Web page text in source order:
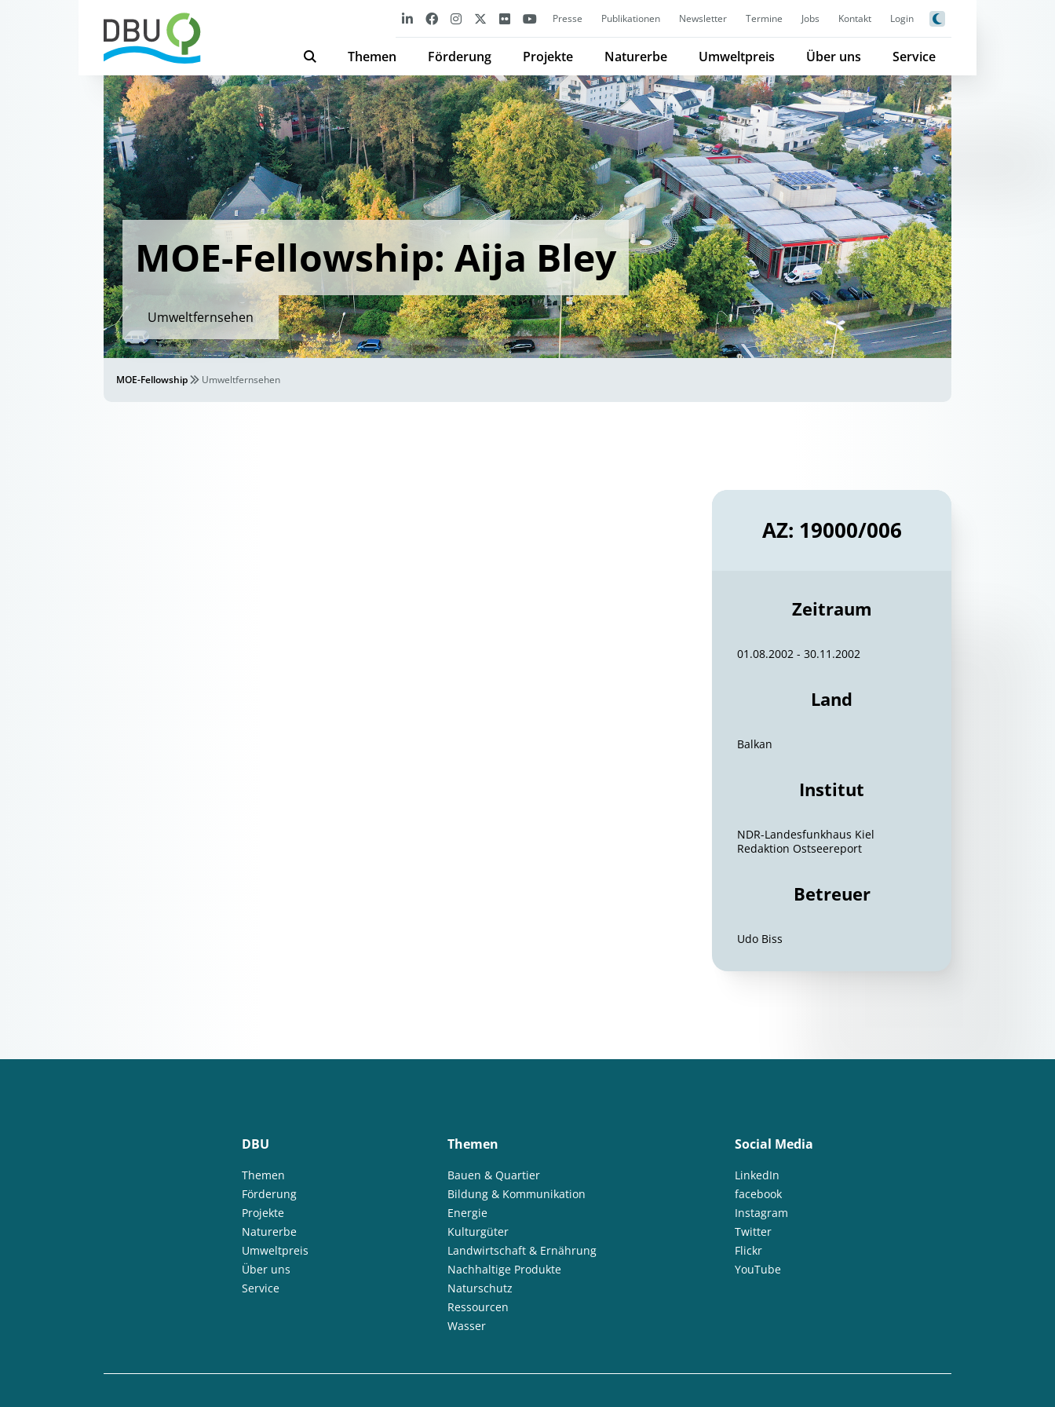
Presse Publikationen Newsletter Termine Jobs Kontakt Login
Themen Förderung Projekte Naturerbe Umweltpreis Über uns Service
MOE-Fellowship: Aija Bley
Umweltfernsehen
MOE-Fellowship Umweltfernsehen
AZ: 19000/006
Zeitraum
01.08.2002 - 30.11.2002
Land
Balkan
Institut
NDR-Landesfunkhaus Kiel
Redaktion Ostseereport
Betreuer
Udo Biss
DBU
Themen
Förderung
Projekte
Naturerbe
Umweltpreis
Über uns
Service
Themen
Bauen & Quartier
Bildung & Kommunikation
Energie
Kulturgüter
Landwirtschaft & Ernährung
Nachhaltige Produkte
Naturschutz
Ressourcen
Wasser
Social Media
LinkedIn
facebook
Instagram
Twitter
Flickr
YouTube